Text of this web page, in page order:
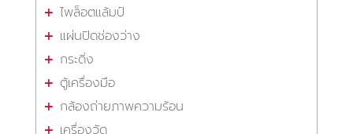
ไพล็อตแล้มป์
แผ่นปิดช่องว่าง
กระดิ่ง
ตู้เครื่องมือ
กล้องถ่ายภาพความร้อน